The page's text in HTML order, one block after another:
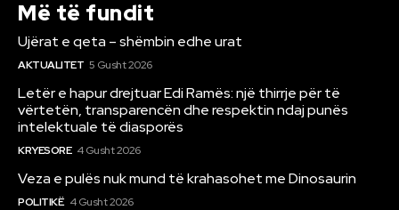
Më të fundit
Ujërat e qeta – shëmbin edhe urat
AKTUALITET 5 Gusht 2026
Letër e hapur drejtuar Edi Ramës: një thirrje për të
vërtetën, transparencën dhe respektin ndaj punës
intelektuale të diasporës
KRYESORE 4 Gusht 2026
Veza e pulës nuk mund të krahasohet me Dinosaurin
POLITIKË 4 Gusht 2026